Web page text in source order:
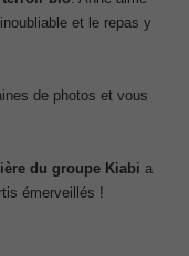
et le repas y
de photos et vous
du groupe Kiabi a
émerveillés !